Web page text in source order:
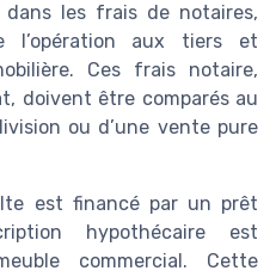
les frais de notaires,
l’opération aux tiers et
Ces frais notaire,
doivent être comparés au
ou d’une vente pure
est financé par un prêt
hypothécaire est
commercial. Cette